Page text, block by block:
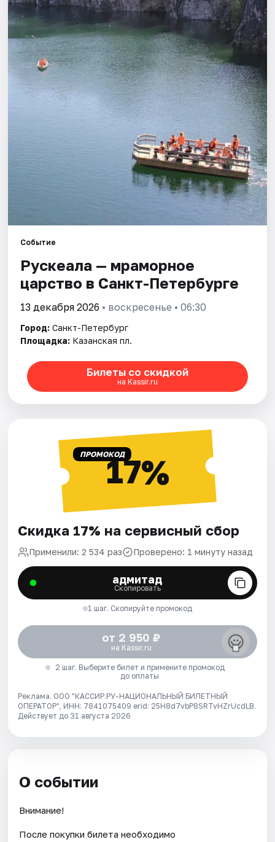
Площадки
Артисты
Рейтинги
Событие
Рускеала — мраморное
царство в Санкт-Петербурге
13 декабря 2026 • воскресенье • 06:30
Город: Санкт-Петербург
Площадка: Казанская пл.
Билеты со скидкой
на Kassir.ru
ПРОМОКОД17%
Скидка 17% на сервисный сбор
Применили: 2 534 раз Проверено: 1 минуту назад
адмитад
Скопировать
1 шаг. Скопируйте промокод
от 2 950 ₽
на Kassir.ru
2 шаг. Выберите билет и примените промокод
до оплаты
Реклама. ООО "КАССИР.РУ-НАЦИОНАЛЬНЫЙ БИЛЕТНЫЙ
ОПЕРАТОР", ИНН: 7841075409 erid: 25H8d7vbP8SRTvHZrUcdLB.
Действует до 31 августа 2026
О событии
Внимание!
После покупки билета необходимо